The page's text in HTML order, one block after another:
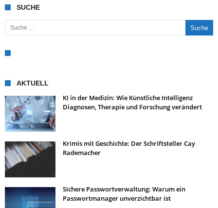
SUCHE
Suche nach:
AKTUELL
KI in der Medizin: Wie Künstliche Intelligenz
Diagnosen, Therapie und Forschung verändert
Krimis mit Geschichte: Der Schriftsteller Cay
Rademacher
Sichere Passwortverwaltung: Warum ein
Passwortmanager unverzichtbar ist